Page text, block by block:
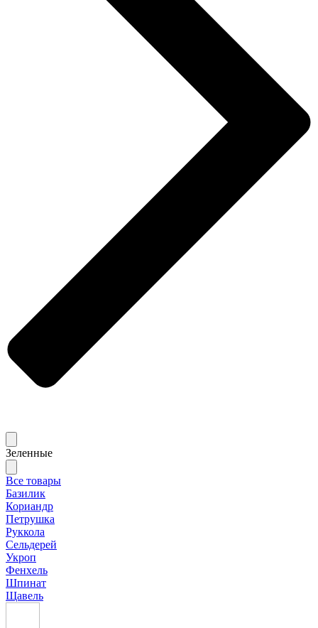
Зеленные
Все товары
Базилик
Кориандр
Петрушка
Руккола
Сельдерей
Укроп
Фенхель
Шпинат
Щавель